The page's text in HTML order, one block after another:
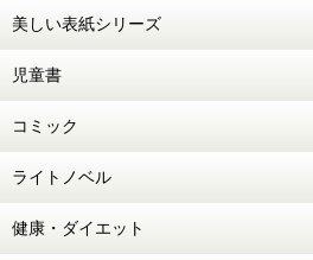
美しい表紙シリーズ
児童書
コミック
ライトノベル
健康・ダイエット